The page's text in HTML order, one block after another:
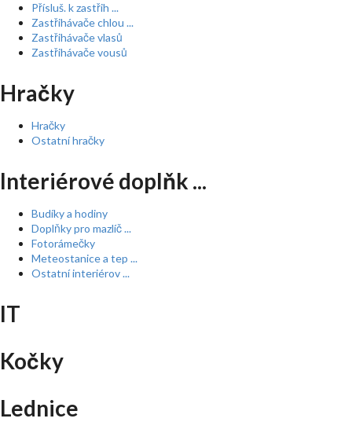
Přísluš. k zastřih ...
Zastřihávače chlou ...
Zastřihávače vlasů
Zastřihávače vousů
Hračky
Hračky
Ostatní hračky
Interiérové doplňk ...
Budíky a hodiny
Doplňky pro mazlíč ...
Fotorámečky
Meteostanice a tep ...
Ostatní interiérov ...
IT
Kočky
Lednice